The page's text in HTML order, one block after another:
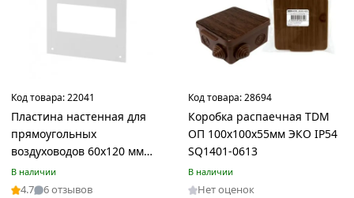
Код товара:22041
Пластина настенная для
прямоугольных
воздуховодов 60x120 мм
TDM SQ1807-1748
В наличии
4.7 6 отзывов
Код товара:28694
Коробка распаечная TDM
ОП 100x100x55мм ЭКО IP54
SQ1401-0613
В наличии
Нет оценок